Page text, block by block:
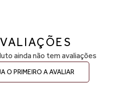
ainda não tem avaliações
O PRIMEIRO A AVALIAR